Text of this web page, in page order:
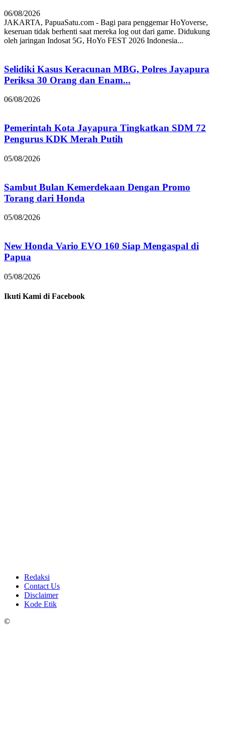
06/08/2026
JAKARTA, PapuaSatu.com - Bagi para penggemar HoYoverse,
keseruan tidak berhenti saat mereka log out dari game. Didukung
oleh jaringan Indosat 5G, HoYo FEST 2026 Indonesia...
Selidiki Kasus Keracunan MBG, Polres Jayapura
Periksa 30 Orang dan Enam...
06/08/2026
Pemerintah Kota Jayapura Tingkatkan SDM 72
Pengurus KDK Merah Putih
05/08/2026
Sambut Bulan Kemerdekaan Dengan Promo
Torang dari Honda
05/08/2026
New Honda Vario EVO 160 Siap Mengaspal di
Papua
05/08/2026
Ikuti Kami di Facebook
Redaksi
Contact Us
Disclaimer
Kode Etik
©